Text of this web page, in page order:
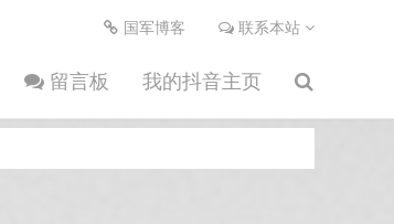
留言板 我的抖音主页
国军博客 联系本站